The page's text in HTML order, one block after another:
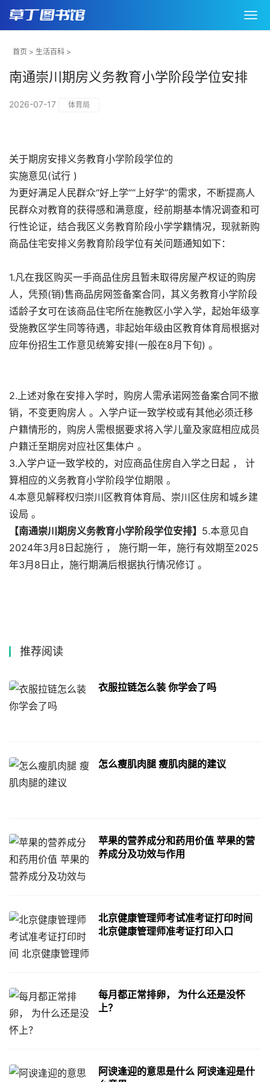
首页 > 生活百科 >
南通崇川期房义务教育小学阶段学位安排
2026-07-17 体育局
关于期房安排义务教育小学阶段学位的
实施意见(试行 )
为更好满足人民群众“好上学”“上好学”的需求，不断提高人
民群众对教育的获得感和满意度，经前期基本情况调查和可
行性论证，结合我区义务教育阶段小学学籍情况，现就新购
商品住宅安排义务教育阶段学位有关问题通知如下：
1.凡在我区购买一手商品住房且暂未取得房屋产权证的购房
人，凭预(销)售商品房网签备案合同，其义务教育小学阶段
适龄子女可在该商品住宅所在施教区小学入学，起始年级享
受施教区学生同等待遇，非起始年级由区教育体育局根据对
应年份招生工作意见统筹安排(一般在8月下旬) 。
2.上述对象在安排入学时，购房人需承诺网签备案合同不撤
销，不变更购房人 。入学户证一致学校或有其他必须迁移
户籍情形的，购房人需根据要求将入学儿童及家庭相应成员
户籍迁至期房对应社区集体户 。
3.入学户证一致学校的，对应商品住房自入学之日起 ， 计
算相应的义务教育小学阶段学位期限 。
4.本意见解释权归崇川区教育体育局、崇川区住房和城乡建
设局 。
【南通崇川期房义务教育小学阶段学位安排】 5.本意见自
2024年3月8日起施行 ， 施行期一年，施行有效期至2025
年3月8日止，施行期满后根据执行情况修订 。
推荐阅读
衣服拉链怎么装 你学会了吗
怎么瘦肌肉腿 瘦肌肉腿的建议
苹果的营养成分和药用价值 苹果的营
养成分及功效与作用
北京健康管理师考试准考证打印时间
北京健康管理师准考证打印入口
每月都正常排卵， 为什么还是没怀
上？
阿谀逢迎的意思是什么 阿谀逢迎是什